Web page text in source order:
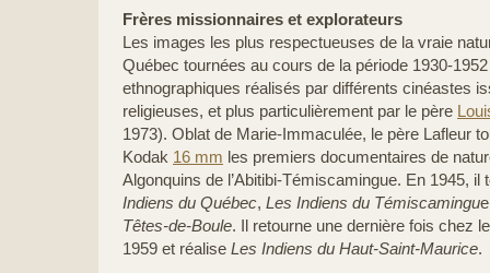
Frères missionnaires et explorateurs
Les images les plus respectueuses de la vraie
Québec tournées au cours de la période 1930-
ethnographiques réalisés par différents cinéastes
religieuses, et plus particulièrement par le père
1973). Oblat de Marie-Immaculée, le père Lafleur
Kodak 16 mm les premiers documentaires de
Algonquins de l’Abitibi-Témiscamingue. En 1945, il
Indiens du Québec, Les Indiens du Témiscamingu
Têtes-de-Boule. Il retourne une dernière fois chez
1959 et réalise Les Indiens du Haut-Saint-Maurice.